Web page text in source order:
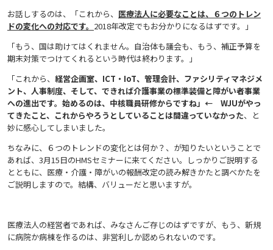
お話しするのは、「これから、 医療法人に必要なことは、６つのトレン
ドの変化への対応です。 2018年改定でもお分かりになるはずです。」
「もう、国は助けてはくれません。自治体も議会も、もう、補正予算を
期末対策でつけてくれるという時代は終わります。」
「これから、 経営企画室、ICT・IoT、管理会計、ファシリティマネジメ
ント、人事制度、そして、できれば介護事業の標準装備と障がい者事業
への進出です。始めるのは、中核職員研修からですね」← WJUがやっ
てきたこと、これからやろうとしていることは間違っていなかった、と
妙に感心してしまいました。
ちなみに、６つのトレンドの変化とは何か？、が知りたいということで
あれば、3月15日のHMSセミナーに来てください。しっかりご説明する
とともに、医療・介護・障がいの報酬改定の読み解きかたと調べかたを
ご説明しますので。結構、バリューだと思いますが。
医療法人の経営者であれば、みなさんご存じのはずですが、もう、新規
に病院か病棟を作るのは、非営利しか認められないのです。